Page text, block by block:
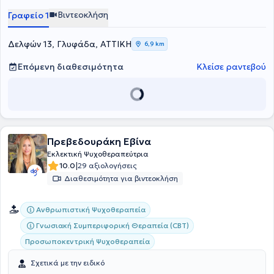
Cluster B". Έχει εργαστεί στην Εταιρεία Ψυχολογικής Υποστήριξης &
Θεραπείας (Ε.Ψ.Υ.ΘΕ) παρέχοντας ατομικές συνεδρίες σε
Διαταραχές , στην Προσωποκεντρική Προσέγγιση, στις Διαταραχές
Προσωπικότητας, καθώς και στην Συμβουλευτική και Θεραπεία
Ζεύγους και Οικογένειας.
Γραφείο 1 Βιντεοκλήση
Δελφών 13, Γλυφάδα, ΑΤΤΙΚΗ 6,9 km
Επόμενη διαθεσιμότητα Κλείσε ραντεβού
Πρεβεδουράκη Εβίνα
Εκλεκτική Ψυχοθεραπεύτρια
10.0|29 αξιολογήσεις
Διαθεσιμότητα για βιντεοκλήση
Ανθρωπιστική Ψυχοθεραπεία
Γνωσιακή Συμπεριφορική Θεραπεία (CBT)
Προσωποκεντρική Ψυχοθεραπεία
Σχετικά με την ειδικό